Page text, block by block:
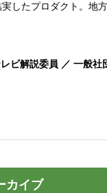
したプロダクト。地
ビ解説委員 ／ 一般社
カイブ